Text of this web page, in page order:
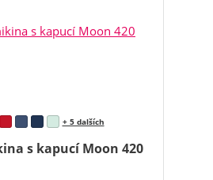
s kapucí Moon 420
+ 5 dalších